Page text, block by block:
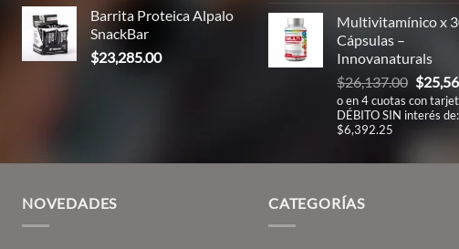
$30,999.00.
Barrita Proteica Alpalo
SnackBar
$23,285.00
Multivitamínico x
Cápsulas –
Innovanaturals
$26,137.00 El
precio
original
$
o en 4 cuotas con
DÉBITO SIN interés de:
$6,392.25
NOVEDADES CATEGORÍAS